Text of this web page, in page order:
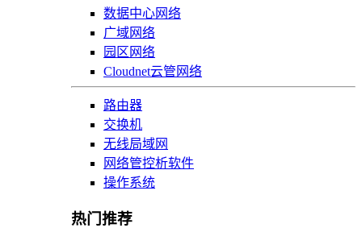
数据中心网络
广域网络
园区网络
Cloudnet云管网络
路由器
交换机
无线局域网
网络管控析软件
操作系统
热门推荐